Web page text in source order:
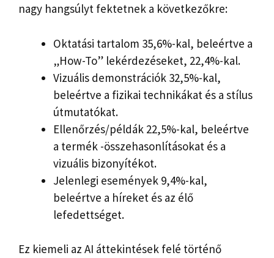
nagy hangsúlyt fektetnek a következőkre:
Oktatási tartalom 35,6%-kal, beleértve a
„How-To” lekérdezéseket, 22,4%-kal.
Vizuális demonstrációk 32,5%-kal,
beleértve a fizikai technikákat és a stílus
útmutatókat.
Ellenőrzés/példák 22,5%-kal, beleértve
a termék -összehasonlításokat és a
vizuális bizonyítékot.
Jelenlegi események 9,4%-kal,
beleértve a híreket és az élő
lefedettséget.
Ez kiemeli az AI áttekintések felé történő